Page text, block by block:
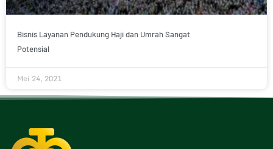
Bisnis Layanan Pendukung Haji dan Umrah Sangat
Potensial
Mei 24, 2021